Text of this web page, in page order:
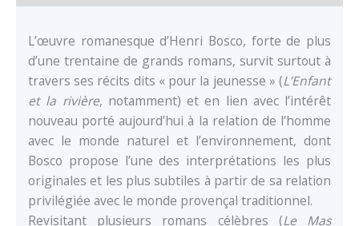
L’œuvre romanesque d’Henri Bosco, forte de plus
d’une trentaine de grands romans, survit surtout à
travers ses récits dits « pour la jeunesse » (L’Enfant
et la rivière, notamment) et en lien avec l’intérêt
nouveau porté aujourd’hui à la relation de l’homme
avec le monde naturel et l’environnement, dont
Bosco propose l’une des interprétations les plus
originales et les plus subtiles à partir de sa relation
privilégiée avec le monde provençal traditionnel.
Revisitant plusieurs romans célèbres (Le Mas